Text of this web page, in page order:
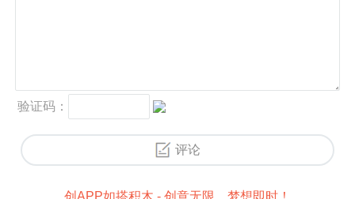
创APP如搭积木 - 创意无限，梦想即时！